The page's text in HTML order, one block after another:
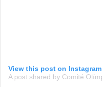
View this post on Instagram